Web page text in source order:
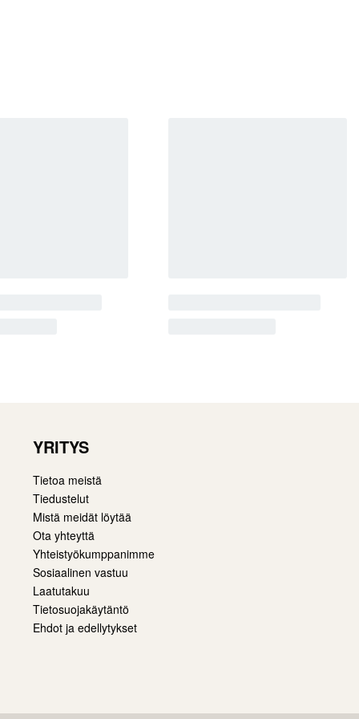
YRITYS
Tietoa meistä
Tiedustelut
Mistä meidät löytää
Ota yhteyttä
Yhteistyökumppanimme
Sosiaalinen vastuu
Laatutakuu
Tietosuojakäytäntö
Ehdot ja edellytykset